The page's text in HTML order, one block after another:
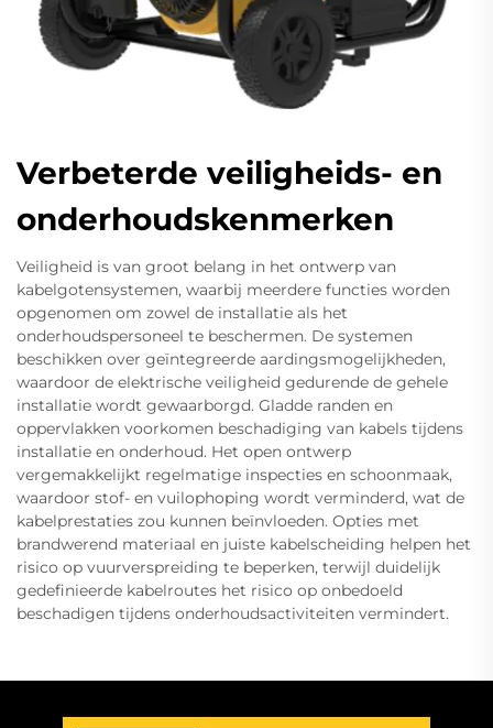
Verbeterde veiligheids- en
onderhoudskenmerken
Veiligheid is van groot belang in het ontwerp van
kabelgotensystemen, waarbij meerdere functies worden
opgenomen om zowel de installatie als het
onderhoudspersoneel te beschermen. De systemen
beschikken over geïntegreerde aardingsmogelijkheden,
waardoor de elektrische veiligheid gedurende de gehele
installatie wordt gewaarborgd. Gladde randen en
oppervlakken voorkomen beschadiging van kabels tijdens
installatie en onderhoud. Het open ontwerp
vergemakkelijkt regelmatige inspecties en schoonmaak,
waardoor stof- en vuilophoping wordt verminderd, wat de
kabelprestaties zou kunnen beïnvloeden. Opties met
brandwerend materiaal en juiste kabelscheiding helpen het
risico op vuurverspreiding te beperken, terwijl duidelijk
gedefinieerde kabelroutes het risico op onbedoeld
beschadigen tijdens onderhoudsactiviteiten vermindert.